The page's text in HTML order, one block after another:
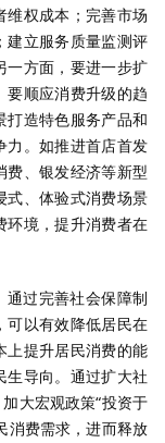
维权成本；完善市场
建立服务质量监测评
一方面，要进一步扩
要顺应消费升级的趋
打造特色服务产品和
力。如推进首店首发
费、银发经济等新型
式、体验式消费场景
环境，提升消费者在
过完善社会保障制
可以有效降低居民在
上提升居民消费的能
生导向。通过扩大社
大宏观政策“投资于
消费需求，进而释放